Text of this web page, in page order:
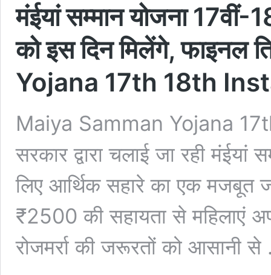
मंईयां सम्मान योजना
को इस दिन मिलेंगे, फाइनल
Yojana 17th 18th
Maiya Samman Yojana
सरकार द्वारा चलाई जा रही
लिए आर्थिक सहारे का एक मजबूत
₹2500 की सहायता से महिलाएं
रोजमर्रा की जरूरतों को आसानी